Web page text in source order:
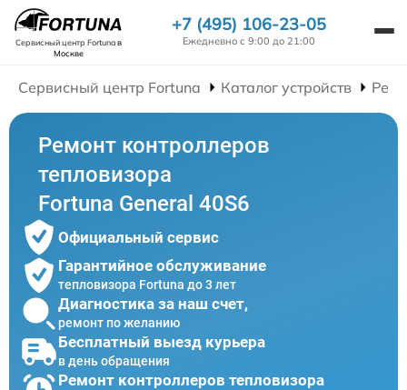
Сервисный центр Fortunaв
Москве
+7 (495) 106-23-05
Ежедневно с 9:00 до 21:00
Сервисный центр Fortuna Каталог устройств
Ремонт контроллеров
тепловизора
Fortuna General 40S6
Официальный сервис
Гарантийное обслуживание
тепловизора Fortuna до 3 лет
Диагностика за наш счет,
ремонт по желанию
Бесплатный выезд курьера
в день обращения
Ремонт контроллеров тепловизора